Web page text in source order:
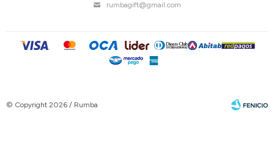
rumbagift@gmail.com
© Copyright 2026 / Rumba